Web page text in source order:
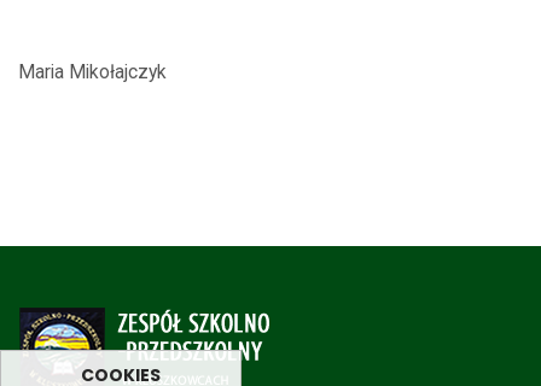
COOKIES
Maria Mikołajczyk